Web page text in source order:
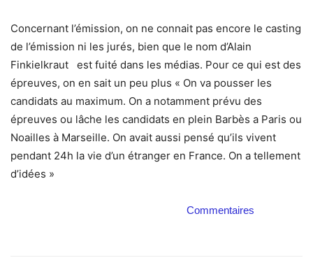
Concernant l’émission, on ne connait pas encore le casting
de l’émission ni les jurés, bien que le nom d’Alain
Finkielkraut
est fuité dans les médias. Pour ce qui est des
épreuves, on en sait un peu plus « On va pousser les
candidats au maximum. On a notamment prévu des
épreuves ou lâche les candidats en plein Barbès a Paris ou
Noailles à Marseille. On avait aussi pensé qu’ils vivent
pendant 24h la vie d’un étranger en France. On a tellement
d’idées »
Commentaires